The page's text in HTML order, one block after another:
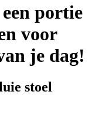
portie
voor
je dag!
stoel